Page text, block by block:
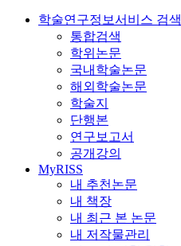
학술연구정보서비스 검색
통합검색
학위논문
국내학술논문
해외학술논문
학술지
단행본
연구보고서
공개강의
MyRISS
내 추천논문
내 책장
내 최근 본 논문
내 저작물관리